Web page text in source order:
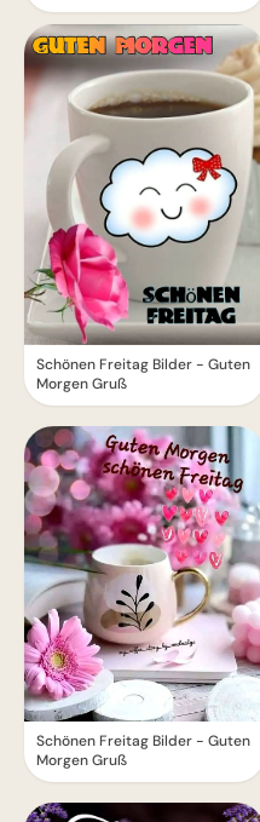
Schönen Freitag Bilder - Guten
Morgen Gruß
Schönen Freitag Bilder - Guten
Morgen Gruß